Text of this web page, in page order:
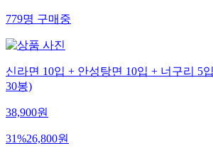
779명 구매중
신라면 10입 + 안성탕면 10입 + 너구리 5
30봉)
38,900원
31%26,800원